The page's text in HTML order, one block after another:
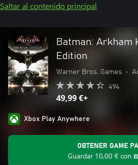
Saltar al contenido principal
Batman: Arkham
Edition
Warner Bros. Games •
494
49,99 €+
Xbox Play Anywhere
OBTENER GAME
Guardar 10,00 € con